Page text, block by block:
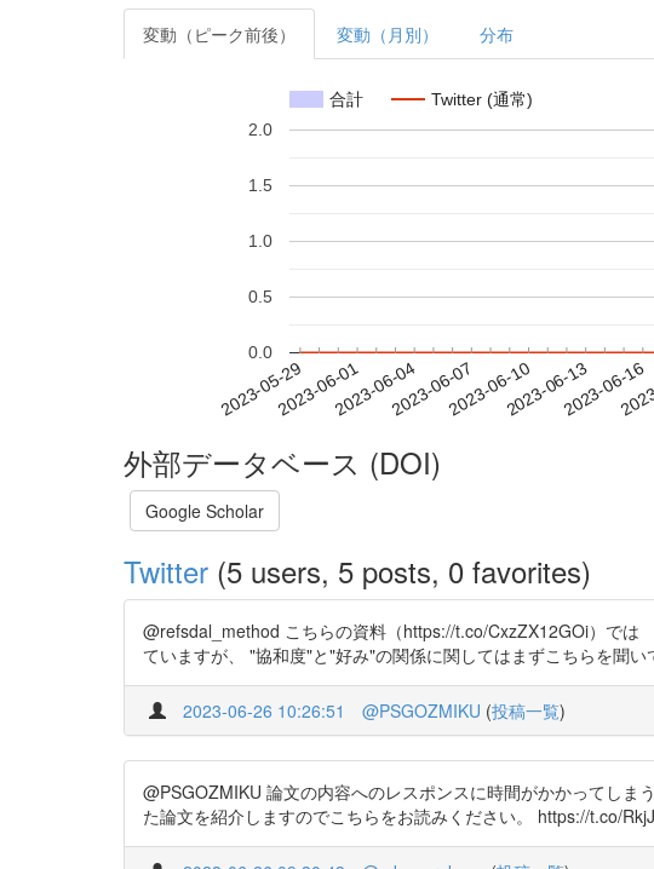
変動（ピーク前後） 変動（月別） 分布
合計 Twitter (通常)
2023-05-292023-06-012023-06-042023-06-072023-06-102023-06-132023-06-16
0.0
0.5
1.0
1.5
2.0
外部データベース (DOI)
Google Scholar
Twitter (5 users, 5 posts, 0 favorites)
@refsdal_method こちらの資料（https://t.co/CxzZX12GOi）では
ていますが、 "協和度"と"好み"の関係に関してはまずこちらを聞
2023-06-26 10:26:51 @PSGOZMIKU (投稿一覧)
@PSGOZMIKU 論文の内容へのレスポンスに時間がかかってし
た論文を紹介しますのでこちらをお読みください。 https://t.co/